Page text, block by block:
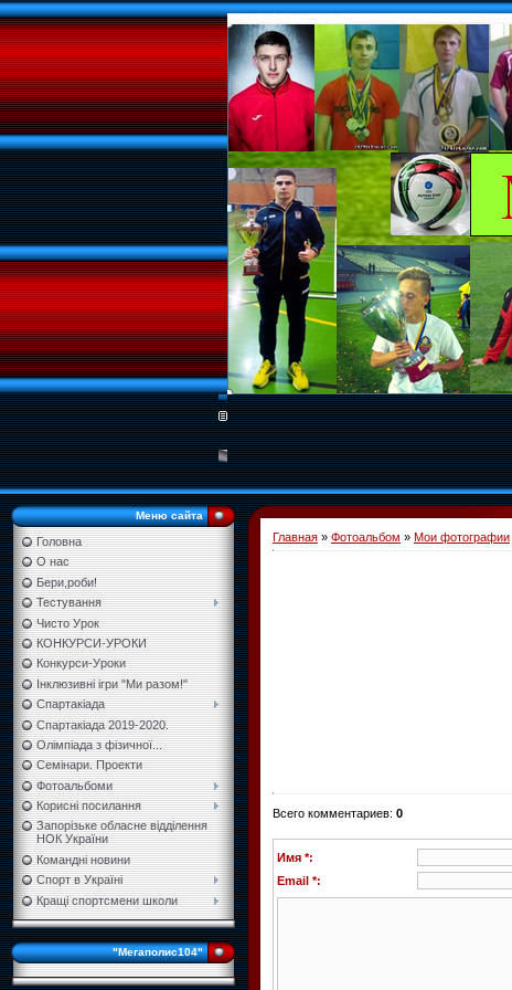
Меню сайта
Головна
О нас
Бери,роби!
Тестування
Чисто Урок
КОНКУРСИ-УРОКИ
Конкурси-Уроки
Інклюзивні ігри "Ми разом!"
Спартакіада
Спартакіада 2019-2020.
Олімпіада з фізичної...
Семінари. Проекти
Фотоальбоми
Корисні посилання
Запорізьке обласне відділення
НОК України
Командні новини
Спорт в Україні
Кращі спортсмени школи
"Мегаполис104"
Главная » Фотоальбом » Мои фотографии
Всего комментариев: 0
Имя *:
Email *: